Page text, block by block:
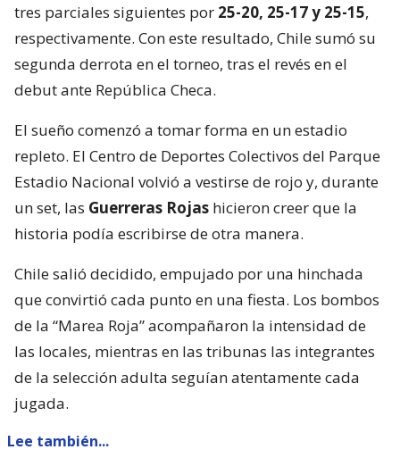
tres parciales siguientes por 25-20, 25-17 y 25-15,
respectivamente. Con este resultado, Chile sumó su
segunda derrota en el torneo, tras el revés en el
debut ante República Checa.
El sueño comenzó a tomar forma en un estadio
repleto. El Centro de Deportes Colectivos del Parque
Estadio Nacional volvió a vestirse de rojo y, durante
un set, las Guerreras Rojas hicieron creer que la
historia podía escribirse de otra manera.
Chile salió decidido, empujado por una hinchada
que convirtió cada punto en una fiesta. Los bombos
de la “Marea Roja” acompañaron la intensidad de
las locales, mientras en las tribunas las integrantes
de la selección adulta seguían atentamente cada
jugada.
Lee también...